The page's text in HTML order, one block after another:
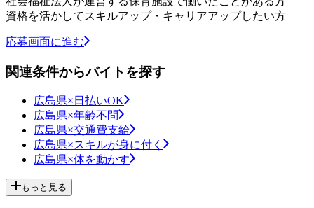
資格を活かしてスキルアップ・キャリアアップしたい方
応募画面に進む
関連条件からバイトを探す
広島県×日払いOK
広島県×年齢不問
広島県×交通費支給
広島県×スキルが身に付く
広島県×体を動かす
もっと見る